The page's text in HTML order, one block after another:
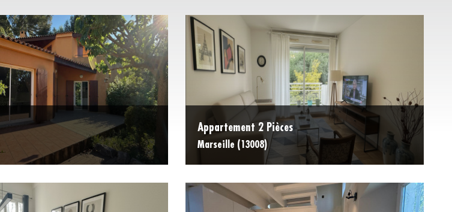
Appartement 2 Pièces
Marseille (13008)